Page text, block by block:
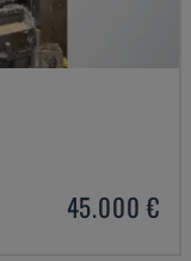
45.000 €